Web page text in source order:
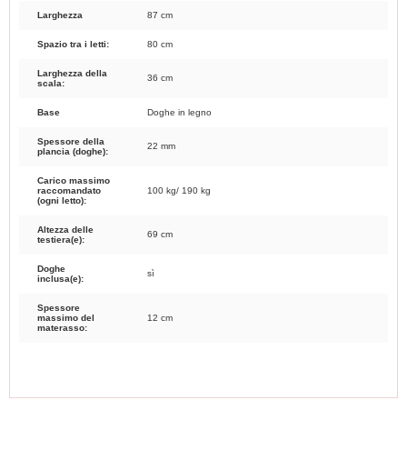
Larghezza 87 cm
Spazio tra i letti: 80 cm
Larghezza della
scala:
36 cm
Base Doghe in legno
Spessore della
plancia (doghe):
22 mm
Carico massimo
raccomandato
(ogni letto):
100 kg/ 190 kg
Altezza delle
testiera(e):
69 cm
Doghe
inclusa(e):
sì
Spessore
massimo del
materasso:
12 cm